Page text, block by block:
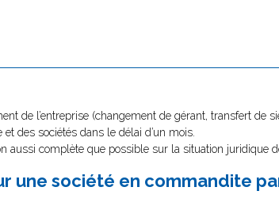
de l’entreprise (changement de gérant, transfert de
des sociétés dans le délai d’un mois.
aussi complète que possible sur la situation juridique
société en commandite